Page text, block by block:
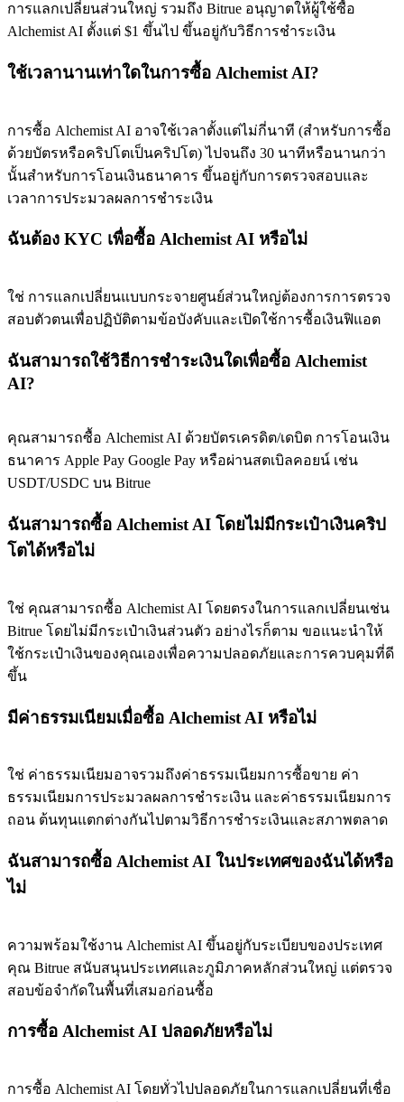
การแลกเปลี่ยนส่วนใหญ่ รวมถึง Bitrue อนุญาตให้ผู้ใช้ซื้อ
Alchemist AI ตั้งแต่ $1 ขึ้นไป ขึ้นอยู่กับวิธีการชำระเงิน
ใช้เวลานานเท่าใดในการซื้อ Alchemist AI?
การซื้อ Alchemist AI อาจใช้เวลาตั้งแต่ไม่กี่นาที (สำหรับการซื้อ
ด้วยบัตรหรือคริปโตเป็นคริปโต) ไปจนถึง 30 นาทีหรือนานกว่า
นั้นสำหรับการโอนเงินธนาคาร ขึ้นอยู่กับการตรวจสอบและ
เวลาการประมวลผลการชำระเงิน
ฉันต้อง KYC เพื่อซื้อ Alchemist AI หรือไม่
ใช่ การแลกเปลี่ยนแบบกระจายศูนย์ส่วนใหญ่ต้องการการตรวจ
สอบตัวตนเพื่อปฏิบัติตามข้อบังคับและเปิดใช้การซื้อเงินฟิแอต
ฉันสามารถใช้วิธีการชำระเงินใดเพื่อซื้อ Alchemist
AI?
คุณสามารถซื้อ Alchemist AI ด้วยบัตรเครดิต/เดบิต การโอนเงิน
ธนาคาร Apple Pay Google Pay หรือผ่านสตเบิลคอยน์ เช่น
USDT/USDC บน Bitrue
ฉันสามารถซื้อ Alchemist AI โดยไม่มีกระเป๋าเงินคริป
โตได้หรือไม่
ใช่ คุณสามารถซื้อ Alchemist AI โดยตรงในการแลกเปลี่ยนเช่น
Bitrue โดยไม่มีกระเป๋าเงินส่วนตัว อย่างไรก็ตาม ขอแนะนำให้
ใช้กระเป๋าเงินของคุณเองเพื่อความปลอดภัยและการควบคุมที่ดี
ขึ้น
มีค่าธรรมเนียมเมื่อซื้อ Alchemist AI หรือไม่
ใช่ ค่าธรรมเนียมอาจรวมถึงค่าธรรมเนียมการซื้อขาย ค่า
ธรรมเนียมการประมวลผลการชำระเงิน และค่าธรรมเนียมการ
ถอน ต้นทุนแตกต่างกันไปตามวิธีการชำระเงินและสภาพตลาด
ฉันสามารถซื้อ Alchemist AI ในประเทศของฉันได้หรือ
ไม่
ความพร้อมใช้งาน Alchemist AI ขึ้นอยู่กับระเบียบของประเทศ
คุณ Bitrue สนับสนุนประเทศและภูมิภาคหลักส่วนใหญ่ แต่ตรวจ
สอบข้อจำกัดในพื้นที่เสมอก่อนซื้อ
การซื้อ Alchemist AI ปลอดภัยหรือไม่
การซื้อ Alchemist AI โดยทั่วไปปลอดภัยในการแลกเปลี่ยนที่เชื่อ